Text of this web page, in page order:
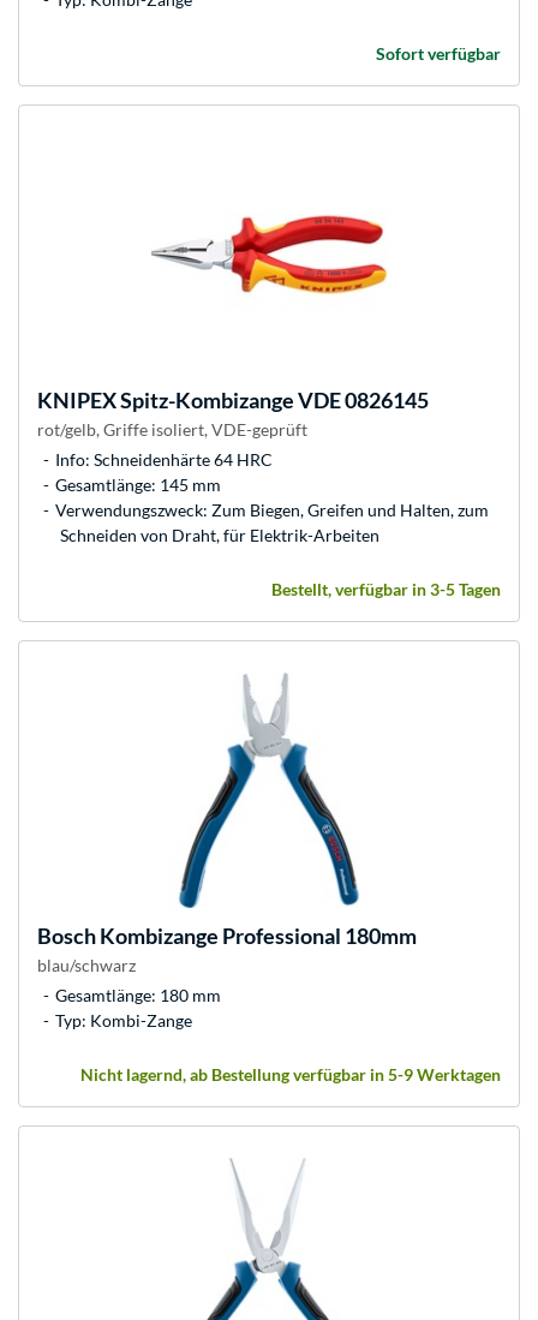
Sofort verfügbar
KNIPEXSpitz-Kombizange VDE 0826145
rot/gelb, Griffe isoliert, VDE-geprüft
Info: Schneidenhärte 64 HRC
Gesamtlänge: 145 mm
Verwendungszweck: Zum Biegen, Greifen und Halten, zum
Schneiden von Draht, für Elektrik-Arbeiten
Bestellt, verfügbar in 3-5 Tagen
BoschKombizange Professional 180mm
blau/schwarz
Gesamtlänge: 180 mm
Typ: Kombi-Zange
Nicht lagernd, ab Bestellung verfügbar in 5-9 Werktagen